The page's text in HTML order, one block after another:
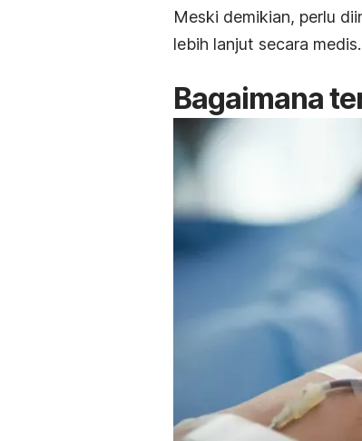
Meski demikian, perlu
lebih lanjut secara medis.
Bagaimana